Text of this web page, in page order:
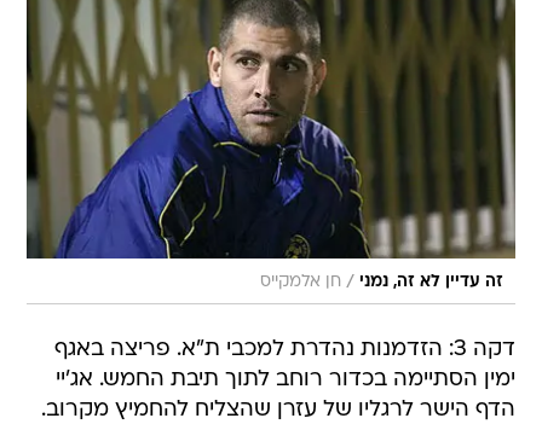
זה עדיין לא זה, נמני / חן אלמקייס
דקה 3: הזדמנות נהדרת למכבי ת"א. פריצה באגף
ימין הסתיימה בכדור רוחב לתוך תיבת החמש. אג'יי
הדף הישר לרגליו של עזרן שהצליח להחמיץ מקרוב.